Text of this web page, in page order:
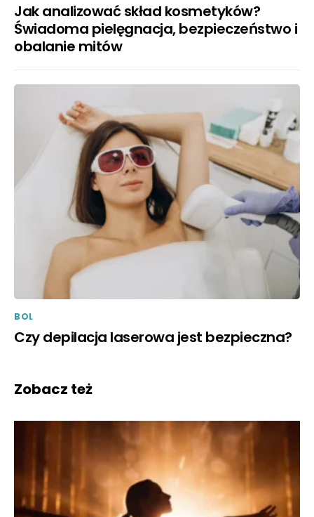
Jak analizować skład kosmetyków?
Świadoma pielęgnacja, bezpieczeństwo i
obalanie mitów
BOL
Czy depilacja laserowa jest bezpieczna?
Zobacz też